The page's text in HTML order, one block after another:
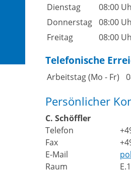
Dienstag
08:00
Donnerstag
08:00
Freitag
08:00
Telefonische
Arbeitstag (Mo - Fr)
Persönlicher
C. Schöffler
Telefon
Fax
E-Mail
Raum